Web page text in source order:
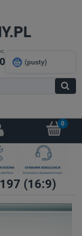
(pusty)
(16:9)